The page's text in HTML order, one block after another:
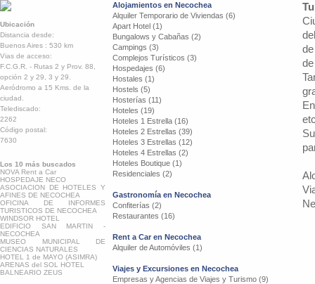
Ubicación
Distancia desde:
Buenos Aires : 530 km
Vias de acceso:
F.C.G.R. - Rutas 2 y Prov. 88,
opción 2 y 29, 3 y 29.
Aeródromo a 15 Kms. de la
ciudad.
Telediscado:
2262
Código postal:
7630
Los 10 más buscados
NOVA Rent a Car
HOSPEDAJE NECO
ASOCIACION DE HOTELES Y
AFINES DE NECOCHEA
OFICINA DE INFORMES
TURISTICOS DE NECOCHEA
WINDSOR HOTEL
EDIFICIO SAN MARTIN -
NECOCHEA
MUSEO MUNICIPAL DE
CIENCIAS NATURALES
HOTEL 1 de MAYO (ASIMRA)
ARENAS del SOL HOTEL
BALNEARIO ZEUS
Alojamientos en Necochea
Alquiler Temporario de Viviendas (6)
Apart Hotel (1)
Bungalows y Cabañas (2)
Campings (3)
Complejos Turísticos (3)
Hospedajes (6)
Hostales (1)
Hostels (5)
Hosterías (11)
Hoteles (19)
Hoteles 1 Estrella (16)
Hoteles 2 Estrellas (39)
Hoteles 3 Estrellas (12)
Hoteles 4 Estrellas (2)
Hoteles Boutique (1)
Residenciales (2)
Gastronomía en Necochea
Confiterías (2)
Restaurantes (16)
Rent a Car en Necochea
Alquiler de Automóviles (1)
Viajes y Excursiones en Necochea
Empresas y Agencias de Viajes y Turismo (9)